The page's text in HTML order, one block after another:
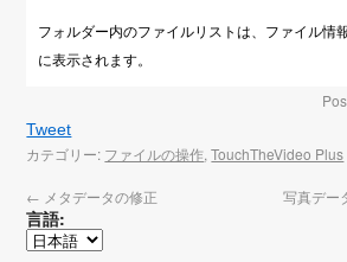
フォルダー内のファイルリストは、ファイル情
に表示されます。
Tweet
カテゴリー: ファイルの操作,TouchTheVideo Plus
← メタデータの修正 写真デー
言語: